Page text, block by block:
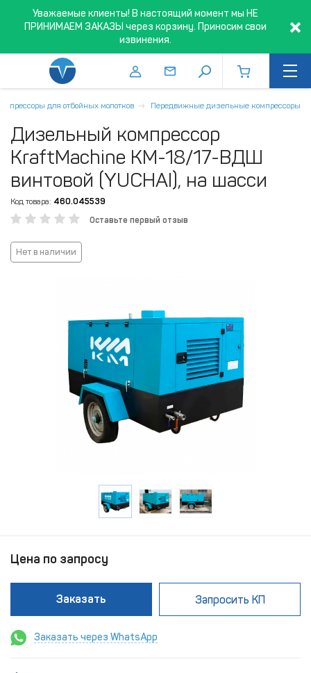
Уважаемые клиенты! В настоящий момент мы НЕ
ПРИНИМАЕМ ЗАКАЗЫ через корзину. Приносим свои
извинения.
для отбойных молотков Передвижные дизельные компрессоры
Дизельный компрессор
KraftMachine КМ-18/17-ВДШ
винтовой (YUCHAI), на шасси
Код товара: 460.045539
Оставьте первый отзыв
Нет в наличии
Цена по запросу
Заказать Запросить КП
Заказать через WhatsApp